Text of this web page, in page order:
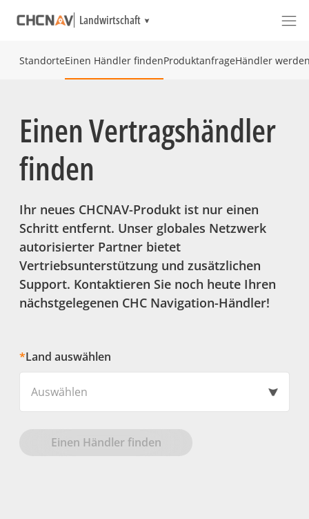
Landwirtschaft
StandorteEinen Händler findenProduktanfrageHändler
Einen Vertragshändler
finden
Ihr neues CHCNAV-Produkt ist nur einen
Schritt entfernt. Unser globales Netzwerk
autorisierter Partner bietet
Vertriebsunterstützung und zusätzlichen
Support. Kontaktieren Sie noch heute Ihren
nächstgelegenen CHC Navigation-Händler!
*Land auswählen
Auswählen
Einen Händler finden